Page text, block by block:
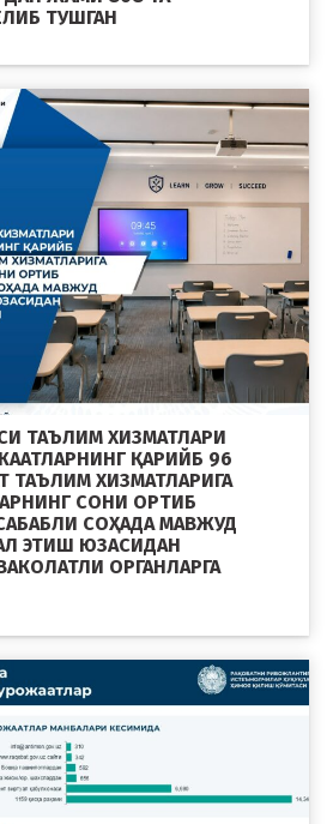
ТУШГАН
ТАЪЛИМ ХИЗМАТЛАРИ
ҚАРИЙБ 96
ТАЪЛИМ ХИЗМАТЛАРИГА
СОНИ ОРТИБ
СОҲАДА МАВЖУД
ЭТИШ ЮЗАСИДАН
ОРГАНЛАРГА